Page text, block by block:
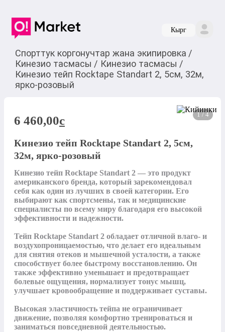
Кырг
Спорттук коргонучтар жана экипировка /
Кинезио тасмасы / Кинезио тасмасы /
Кинезио тейп Rocktape Standart 2, 5см, 32м,
ярко-розовый
1 / 4
6 460,00c
Кинезио тейп Rocktape Standart 2, 5см,
32м, ярко-розовый
Кинезио тейп Rocktape Standart 2 — это продукт
американского бренда, который зарекомендовал
себя как один из лучших в своей категории. Его
выбирают как спортсмены, так и медицинские
специалисты по всему миру благодаря его высокой
эффективности и надежности.
Тейп Rocktape Standart 2 обладает отличной влаго- и
воздухопроницаемостью, что делает его идеальным
для снятия отеков и мышечной усталости, а также
способствует более быстрому восстановлению. Он
также эффективно уменьшает и предотвращает
болевые ощущения, нормализует тонус мышц,
улучшает кровообращение и поддерживает суставы.
Высокая эластичность тейпа не ограничивает
движение, позволяя комфортно тренироваться и
заниматься повседневной деятельностью.